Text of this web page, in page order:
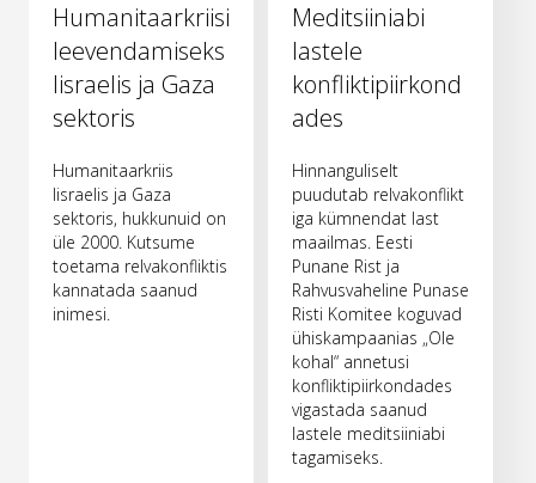
Humanitaarkriisi
leevendamiseks
Iisraelis ja Gaza
sektoris
Humanitaarkriis
Iisraelis ja Gaza
sektoris, hukkunuid on
üle 2000. Kutsume
toetama relvakonfliktis
kannatada saanud
inimesi.
Meditsiiniabi
lastele
konfliktipiirkond
ades
Hinnanguliselt
puudutab relvakonflikt
iga kümnendat last
maailmas. Eesti
Punane Rist ja
Rahvusvaheline Punase
Risti Komitee koguvad
ühiskampaanias „Ole
kohal“ annetusi
konfliktipiirkondades
vigastada saanud
lastele meditsiiniabi
tagamiseks.